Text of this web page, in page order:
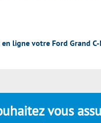
en ligne votre Ford Grand
vous